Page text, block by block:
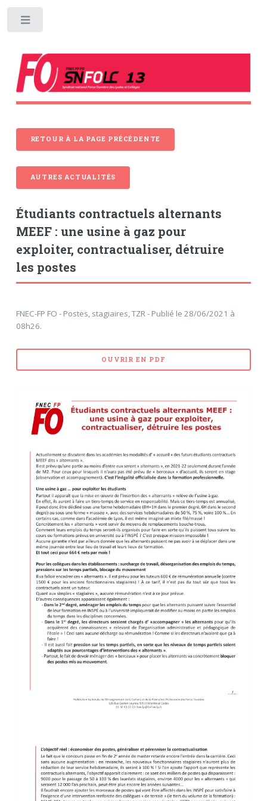
RETOUR À LA PAGE PRÉCÉDENTE
AUTRES ACTUALITÉS
Étudiants contractuels alternants
MEEF : une usine à gaz pour
exploiter, contractualiser, détruire
les postes
FNEC-FP FO - Postes, stagiaires, TZR - Publié le 28/06/2021 à
08h26.
OUVRIR EN PDF